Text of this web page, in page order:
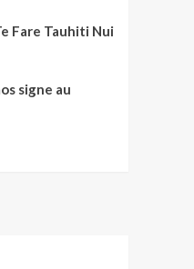
Fare Tauhiti Nui
signe au